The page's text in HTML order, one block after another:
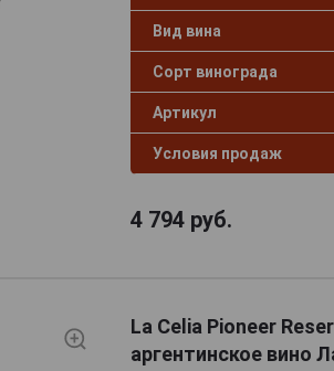
Вид вина
Сорт винограда
Артикул
Условия продаж
4 794руб.
La Celia Pioneer
аргентинское вино